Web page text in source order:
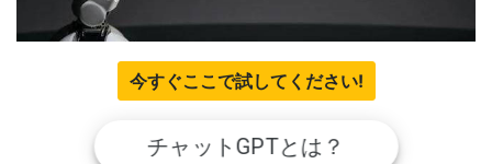
今すぐここで試してください!
チャットGPTとは？